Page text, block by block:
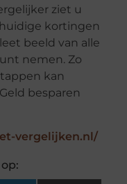
ziet u
kortingen
beeld van alle
nemen. Zo
kan
besparen
vergelijken.nl/